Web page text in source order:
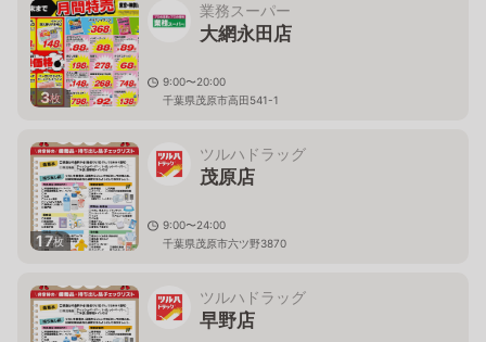
3枚
業務スーパー
大網永田店
9:00〜20:00
千葉県茂原市高田541-1
17枚
ツルハドラッグ
茂原店
9:00〜24:00
千葉県茂原市六ツ野3870
ツルハドラッグ
早野店